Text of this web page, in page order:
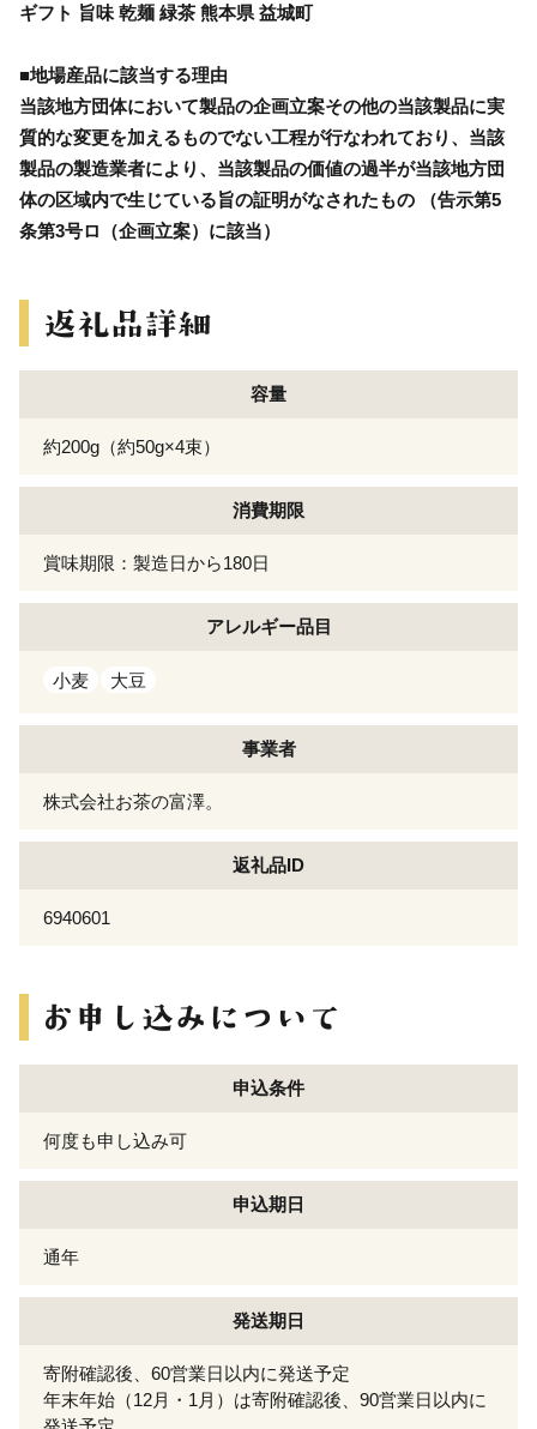
ギフト 旨味 乾麺 緑茶 熊本県 益城町
■地場産品に該当する理由
当該地方団体において製品の企画立案その他の当該製品に実
質的な変更を加えるものでない工程が行なわれており、当該
製品の製造業者により、当該製品の価値の過半が当該地方団
体の区域内で生じている旨の証明がなされたもの （告示第5
条第3号ロ（企画立案）に該当）
容量
約200g（約50g×4束）
消費期限
賞味期限：製造日から180日
アレルギー品目
小麦 大豆
事業者
株式会社お茶の富澤。
返礼品ID
6940601
申込条件
何度も申し込み可
申込期日
通年
発送期日
寄附確認後、60営業日以内に発送予定
年末年始（12月・1月）は寄附確認後、90営業日以内に